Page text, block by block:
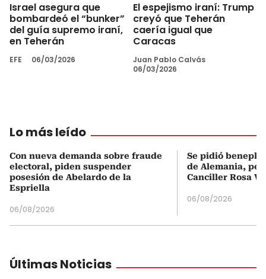
Israel asegura que
bombardeó el “bunker”
del guía supremo iraní,
en Teherán
EFE 06/03/2026
El espejismo iraní: Trump
creyó que Teherán
caería igual que
Caracas
Juan Pablo Calvás
06/03/2026
Lo más leído
Con nueva demanda sobre fraude
electoral, piden suspender
posesión de Abelardo de la
Espriella
06/08/2026
Se pidió
de Alemania,
Canciller Rosa
06/08/2026
Últimas Noticias